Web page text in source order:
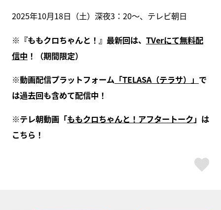
2025年10月18日（土）深夜3：20～、テレビ朝日
※『ももクロちゃんと！』最新回は、 TVerにて無料配
信中 ！（期間限定）
※動画配信プラットフォーム「TELASA（テラサ）」 で
は過去回も含めて配信中！
※テレ朝動画「ももクロちゃんと！アフタートーク 」は
こちら！